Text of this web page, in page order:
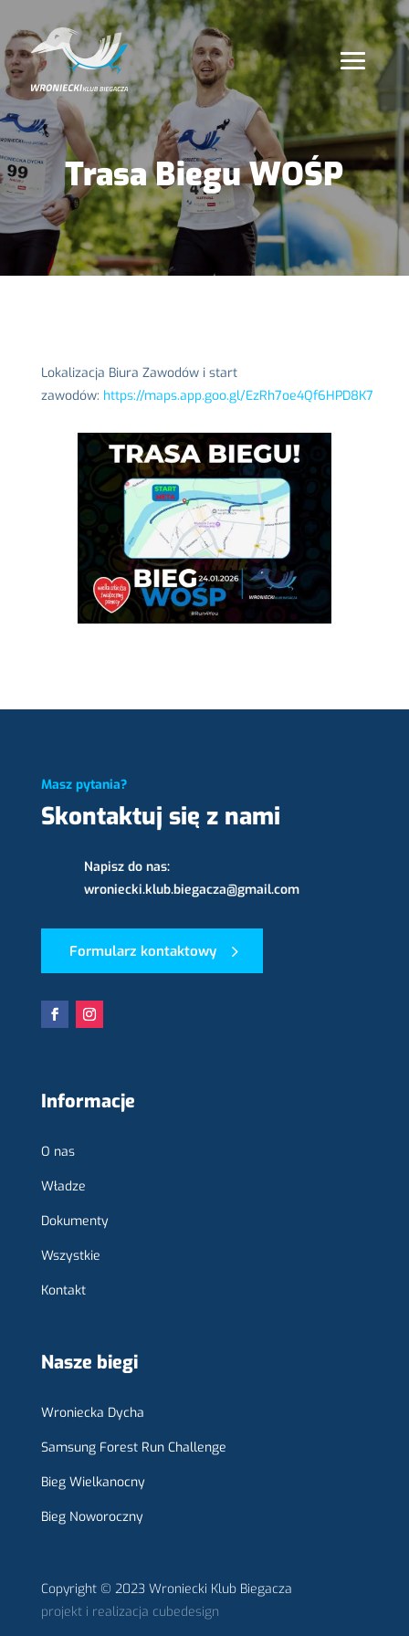
Trasa Biegu WOŚP
Lokalizacja Biura Zawodów i start
zawodów: https://maps.app.goo.gl/EzRh7oe4Qf6HPD8K7
Masz pytania?
Skontaktuj się z nami
Napisz do nas:
wroniecki.klub.biegacza@gmail.com
Formularz kontaktowy
Informacje
O nas
Władze
Dokumenty
Wszystkie
Kontakt
Nasze biegi
Wroniecka Dycha
Samsung Forest Run Challenge
Bieg Wielkanocny
Bieg Noworoczny
Copyright © 2023 Wroniecki Klub Biegacza
projekt i realizacja cubedesign